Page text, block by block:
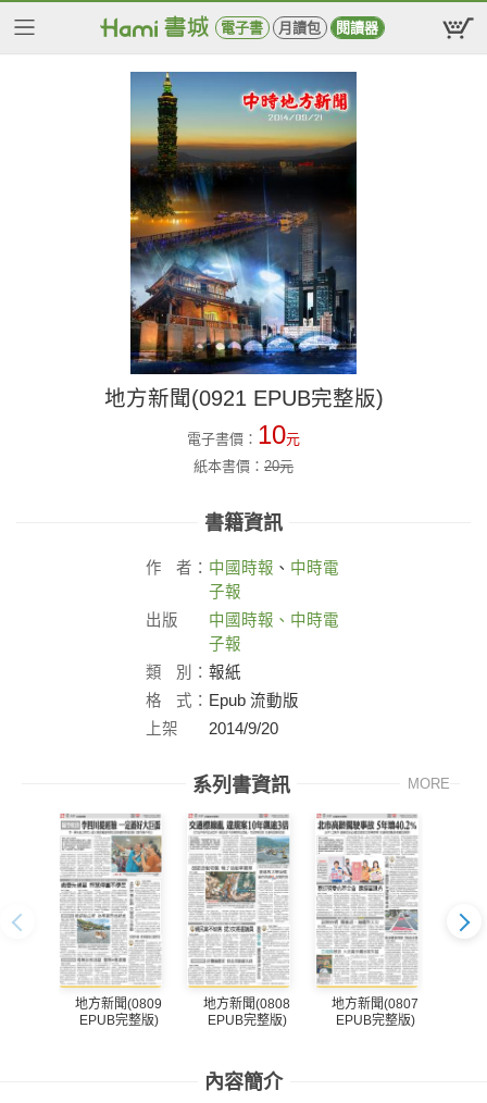
電子書 月讀包 閱讀器
地方新聞(0921 EPUB完整版)
電子書價： 10元
紙本書價： 20元
書籍資訊
作 者： 中國時報 、 中時電
子報
出版
中國時報、中時電
子報
類
別： 報紙
格
式： Epub 流動版
上架
2014/9/20
系列書資訊 MORE
地方新聞(0809
EPUB完整版)
地方新聞(0808
EPUB完整版)
地方新聞(0807
EPUB完整版)
內容簡介